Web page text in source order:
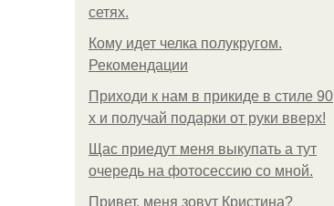
сетях.
Кому идет челка полукругом.
Рекомендации
Приходи к нам в прикиде в стиле 90
х и получай подарки от руки вверх!
Щас приедут меня выкупать а тут
очередь на фотосессию со мной.
Привет, меня зовут Кристина?